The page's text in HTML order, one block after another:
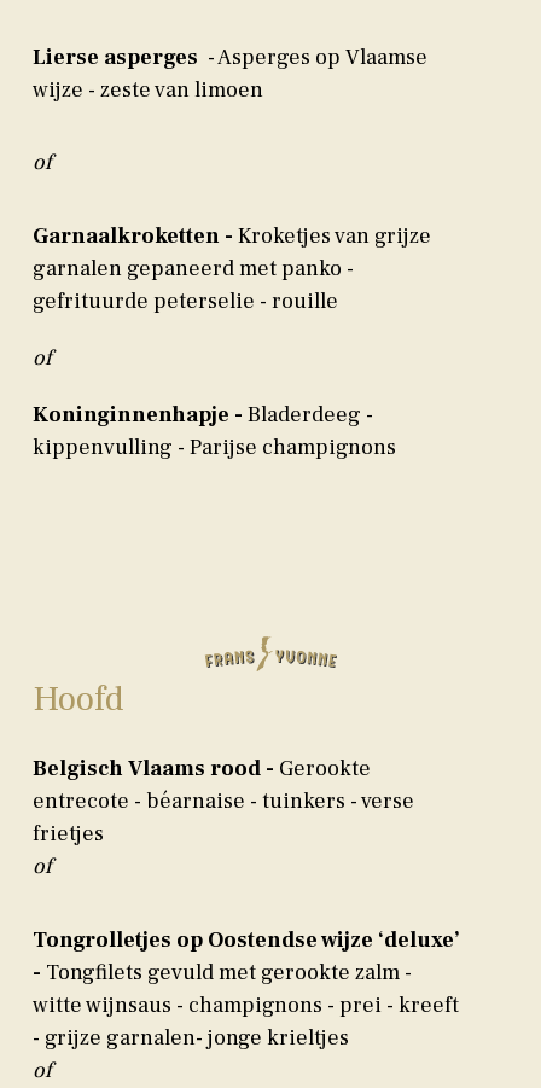
Lierse asperges - Asperges op Vlaamse
wijze - zeste van limoen
of
Garnaalkroketten - Kroketjes van grijze
garnalen gepaneerd met panko -
gefrituurde peterselie - rouille
of
Koninginnenhapje - Bladerdeeg -
kippenvulling - Parijse champignons
Hoofd
Belgisch Vlaams rood - Gerookte
entrecote - béarnaise - tuinkers - verse
frietjes
of
Tongrolletjes op Oostendse wijze ‘deluxe’
- Tongfilets gevuld met gerookte zalm -
witte wijnsaus - champignons - prei - kreeft
- grijze garnalen- jonge krieltjes
of